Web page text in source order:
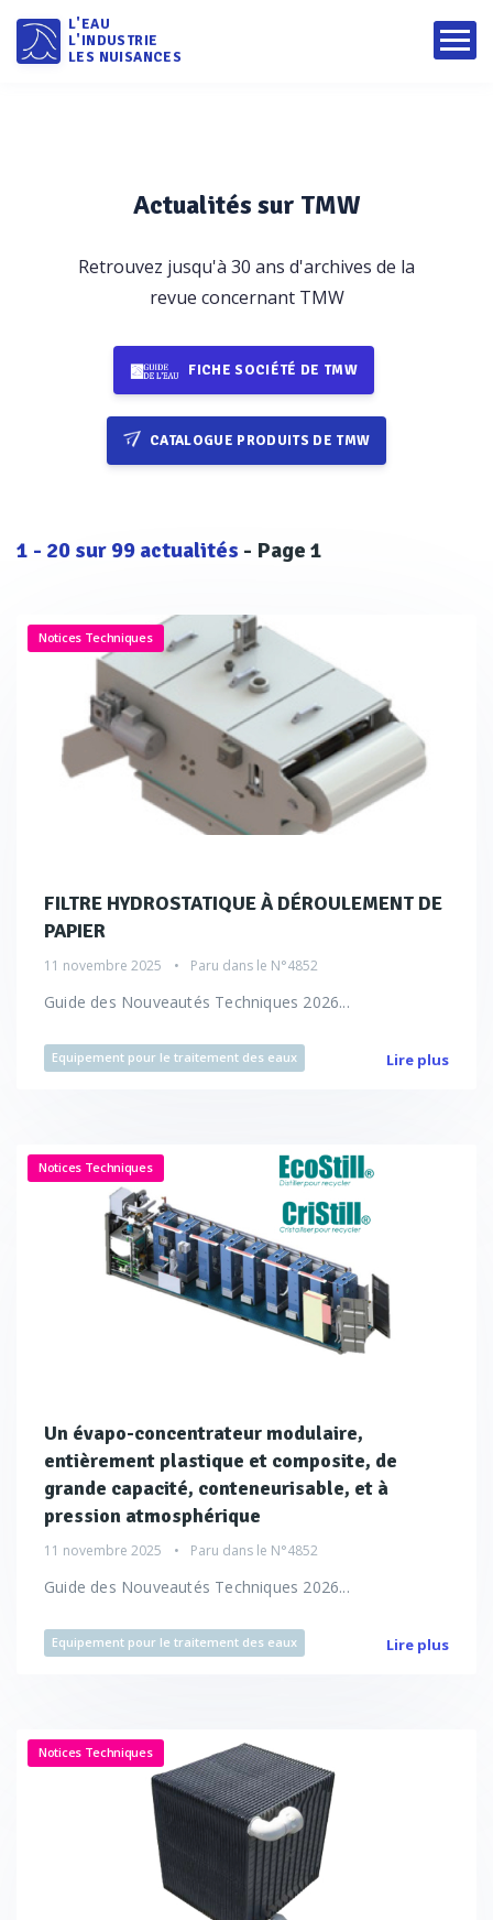
L'EAU
L'INDUSTRIE
LES NUISANCES
Actualités sur TMW
Retrouvez jusqu'à 30 ans d'archives de la
revue concernant TMW
FICHE SOCIÉTÉ DE TMW
CATALOGUE PRODUITS DE TMW
1 - 20 sur 99 actualités - Page 1
Notices Techniques
FILTRE HYDROSTATIQUE À DÉROULEMENT DE
PAPIER
11 novembre 2025 Paru dans le N°4852
Guide des Nouveautés Techniques 2026...
Equipement pour le traitement des eaux Lire plus
Notices Techniques
Un évapo-concentrateur modulaire,
entièrement plastique et composite, de
grande capacité, conteneurisable, et à
pression atmosphérique
11 novembre 2025 Paru dans le N°4852
Guide des Nouveautés Techniques 2026...
Equipement pour le traitement des eaux Lire plus
Notices Techniques